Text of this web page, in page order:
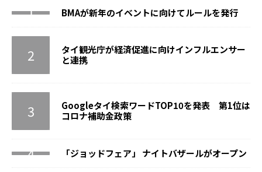
BMAが新年のイベントに向けてルールを発行
タイ観光庁が経済促進に向けインフルエンサー
と連携
Googleタイ検索ワードTOP10を発表 第1位は
コロナ補助金政策
「ジョッドフェア」 ナイトバザールがオープン